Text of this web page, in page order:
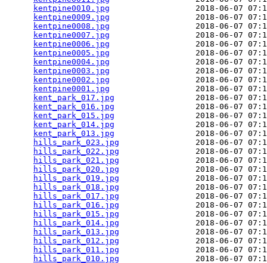
kentpine0010.jpg
2018-06-07
kentpine0009.jpg
2018-06-07
kentpine0008.jpg
2018-06-07
kentpine0007.jpg
2018-06-07
kentpine0006.jpg
2018-06-07
kentpine0005.jpg
2018-06-07
kentpine0004.jpg
2018-06-07
kentpine0003.jpg
2018-06-07
kentpine0002.jpg
2018-06-07
kentpine0001.jpg
2018-06-07
kent_park_017.jpg
2018-06-07
kent_park_016.jpg
2018-06-07
kent_park_015.jpg
2018-06-07
kent_park_014.jpg
2018-06-07
kent_park_013.jpg
2018-06-07
hills_park_023.jpg
2018-06-07
hills_park_022.jpg
2018-06-07
hills_park_021.jpg
2018-06-07
hills_park_020.jpg
2018-06-07
hills_park_019.jpg
2018-06-07
hills_park_018.jpg
2018-06-07
hills_park_017.jpg
2018-06-07
hills_park_016.jpg
2018-06-07
hills_park_015.jpg
2018-06-07
hills_park_014.jpg
2018-06-07
hills_park_013.jpg
2018-06-07
hills_park_012.jpg
2018-06-07
hills_park_011.jpg
2018-06-07
hills_park_010.jpg
2018-06-07